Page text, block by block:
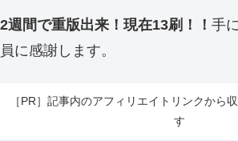
2週間で重版出来！現在13刷！！ 手
員に感謝します。
［PR］記事内のアフィリエイトリンクから
す